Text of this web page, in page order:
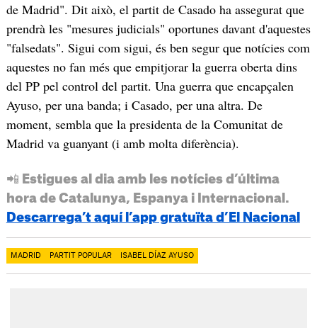
de Madrid". Dit això, el partit de Casado ha assegurat que
prendrà les "mesures judicials" oportunes davant d'aquestes
"falsedats". Sigui com sigui, és ben segur que notícies com
aquestes no fan més que empitjorar la guerra oberta dins
del PP pel control del partit. Una guerra que encapçalen
Ayuso, per una banda; i Casado, per una altra. De
moment, sembla que la presidenta de la Comunitat de
Madrid va guanyant (i amb molta diferència).
📲 Estigues al dia amb les notícies d’última
hora de Catalunya, Espanya i Internacional.
Descarrega’t aquí l’app gratuïta d’El Nacional
MADRID PARTIT POPULAR ISABEL DÍAZ AYUSO